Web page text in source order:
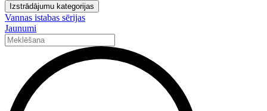
Izstrādājumu kategorijas
Vannas istabas sērijas
Jaunumi